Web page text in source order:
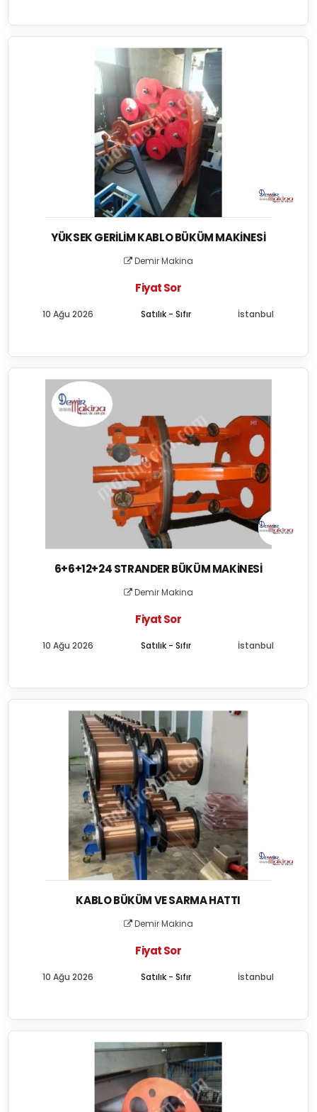
YÜKSEK GERILIM KABLO BÜKÜM MAKINESI
Demir Makina
Fiyat Sor
Satılık - Sıfır
10 Ağu 2026 İstanbul
6+6+12+24 STRANDER BÜKÜM MAKINESI
Demir Makina
Fiyat Sor
Satılık - Sıfır
10 Ağu 2026 İstanbul
KABLO BÜKÜM VE SARMA HATTI
Demir Makina
Fiyat Sor
Satılık - Sıfır
10 Ağu 2026 İstanbul